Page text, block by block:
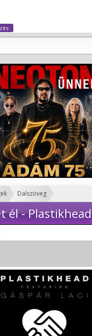
Dalszöveg
él - Plastikhead